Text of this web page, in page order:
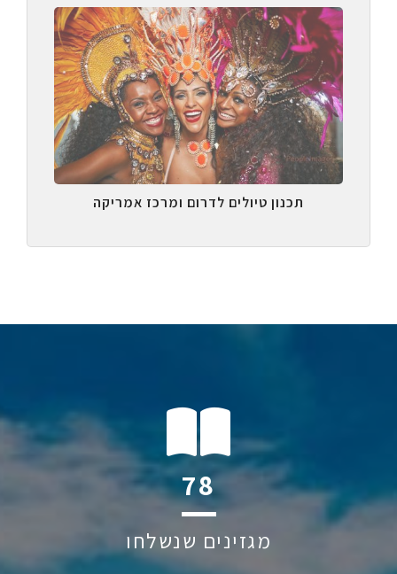
תכנון טיולים לדרום ומרכז אמריקה
112
מגזינים שנשלחו